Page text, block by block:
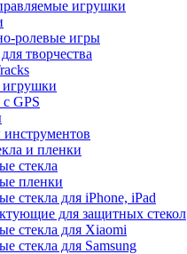
игрушки
ролевые игры
творчества
GPS
и пленки
стекла
пленки
стекла для iPhone, iPad
для защитных стекол
стекла для Xiaomi
стекла для Samsung